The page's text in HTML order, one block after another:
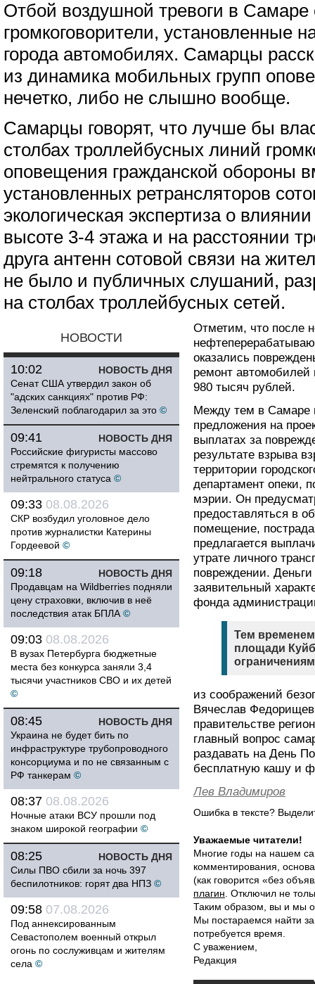
Отбой воздушной тревоги в Самаре
громкоговорители, установленные
города автомобилях. Самарцы
из динамика мобильных групп
нечетко, либо не слышно вообще.
Самарцы говорят, что лучше бы
столбах троллейбусных линий
оповещения гражданской обороны
установленных ретрансляторов
экологическая экспертиза о
высоте 3-4 этажа и на расстоянии
друга антенн сотовой связи на
не было и публичных слушаний,
на столбах троллейбусных сетей.
НОВОСТИ
НОВОСТЬ ДНЯ
10:02
Сенат США утвердил закон об
"адских санкциях" против РФ:
Зеленский поблагодарил за это ©
НОВОСТЬ ДНЯ
09:41
Российские фигуристы массово
стремятся к получению
нейтрального статуса ©
09:33 08.08.2026
СКР возбудил уголовное дело
против журналистки Катерины
Гордеевой ©
НОВОСТЬ ДНЯ
09:18
Продавцам на Wildberries подняли
цену страховки, включив в неё
последствия атак БПЛА ©
09:03 08.08.2026
В вузах Петербурга бюджетные
места без конкурса заняли 3,4
тысячи участников СВО и их детей
©
НОВОСТЬ ДНЯ
08:45
Украина не будет бить по
инфраструктуре трубопроводного
консорциума и по не связанным с
РФ танкерам ©
08:37 08.08.2026
Ночные атаки ВСУ прошли под
знаком широкой географии ©
НОВОСТЬ ДНЯ
08:25
Силы ПВО сбили за ночь 397
беспилотников: горят два НПЗ ©
09:58 07.08.2026
Под аннексированным
Севастополем военный открыл
огонь по сослуживцам и жителям
села ©
Отметим, что после
оказались
ремонт автомобилей
980 тысяч рублей.
Между тем в Самаре
предложения на
выплатах за
результате взрыва
территории
департамент опеки,
мэрии. Он
предоставляться в
помещение,
предлагается
утрате личного
повреждении.
заявительный
фонда
Тем
площади
из соображений
Вячеслав
правительстве
главный вопрос
раздавать на День
бесплатную кашу и
Лев Владимиров
Ошибка в тексте?
Уважаемые читатели!
Многие годы на нашем
комментирования,
(как говорится «без
плагин . Отключил не
Таким образом, вы и мы
Мы постараемся найти
потребуется время.
С уважением,
Редакция